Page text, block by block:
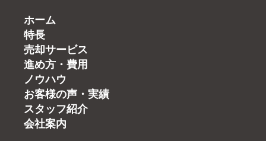
ホーム
特長
売却サービス
進め方・費用
ノウハウ
お客様の声・実績
スタッフ紹介
会社案内